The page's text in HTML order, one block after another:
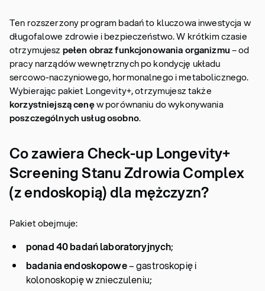
Ten rozszerzony program badań to kluczowa inwestycja w
długofalowe zdrowie i bezpieczeństwo. W krótkim czasie
otrzymujesz pełen obraz funkcjonowania organizmu– od
pracy narządów wewnętrznych po kondycję układu
sercowo-naczyniowego, hormonalnego i metabolicznego.
Wybierając pakiet Longevity+, otrzymujesz także
korzystniejszą cenęw porównaniu do wykonywania
poszczególnych usług osobno.
Co zawiera Check-up Longevity+
Screening Stanu Zdrowia Complex
(z endoskopią) dla mężczyzn?
Pakiet obejmuje:
ponad 40 badań laboratoryjnych;
badania endoskopowe– gastroskopię i
kolonoskopię w znieczuleniu;